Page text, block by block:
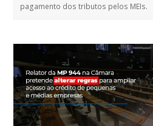
pagamento dos tributos pelos MEIs.